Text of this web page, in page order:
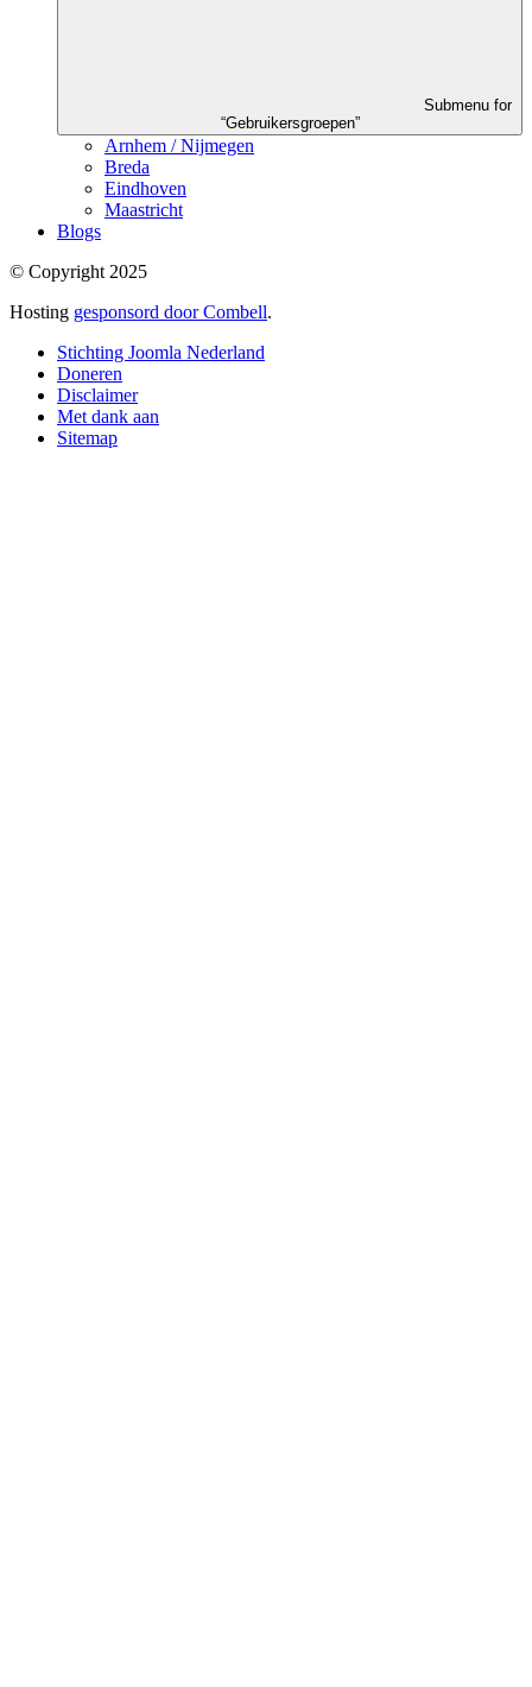
Submenu for
“Gebruikersgroepen”
Arnhem / Nijmegen
Breda
Eindhoven
Maastricht
Blogs
© Copyright 2025
Hosting gesponsord door Combell.
Stichting Joomla Nederland
Doneren
Disclaimer
Met dank aan
Sitemap